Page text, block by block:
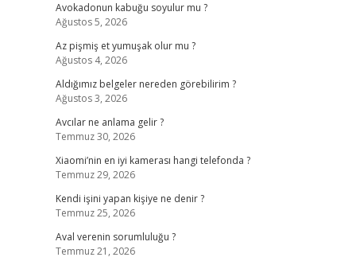
Avokadonun kabuğu soyulur mu ?
Ağustos 5, 2026
Az pişmiş et yumuşak olur mu ?
Ağustos 4, 2026
Aldığımız belgeler nereden görebilirim ?
Ağustos 3, 2026
Avcılar ne anlama gelir ?
Temmuz 30, 2026
Xiaomi’nin en iyi kamerası hangi telefonda ?
Temmuz 29, 2026
Kendi işini yapan kişiye ne denir ?
Temmuz 25, 2026
Aval verenin sorumluluğu ?
Temmuz 21, 2026